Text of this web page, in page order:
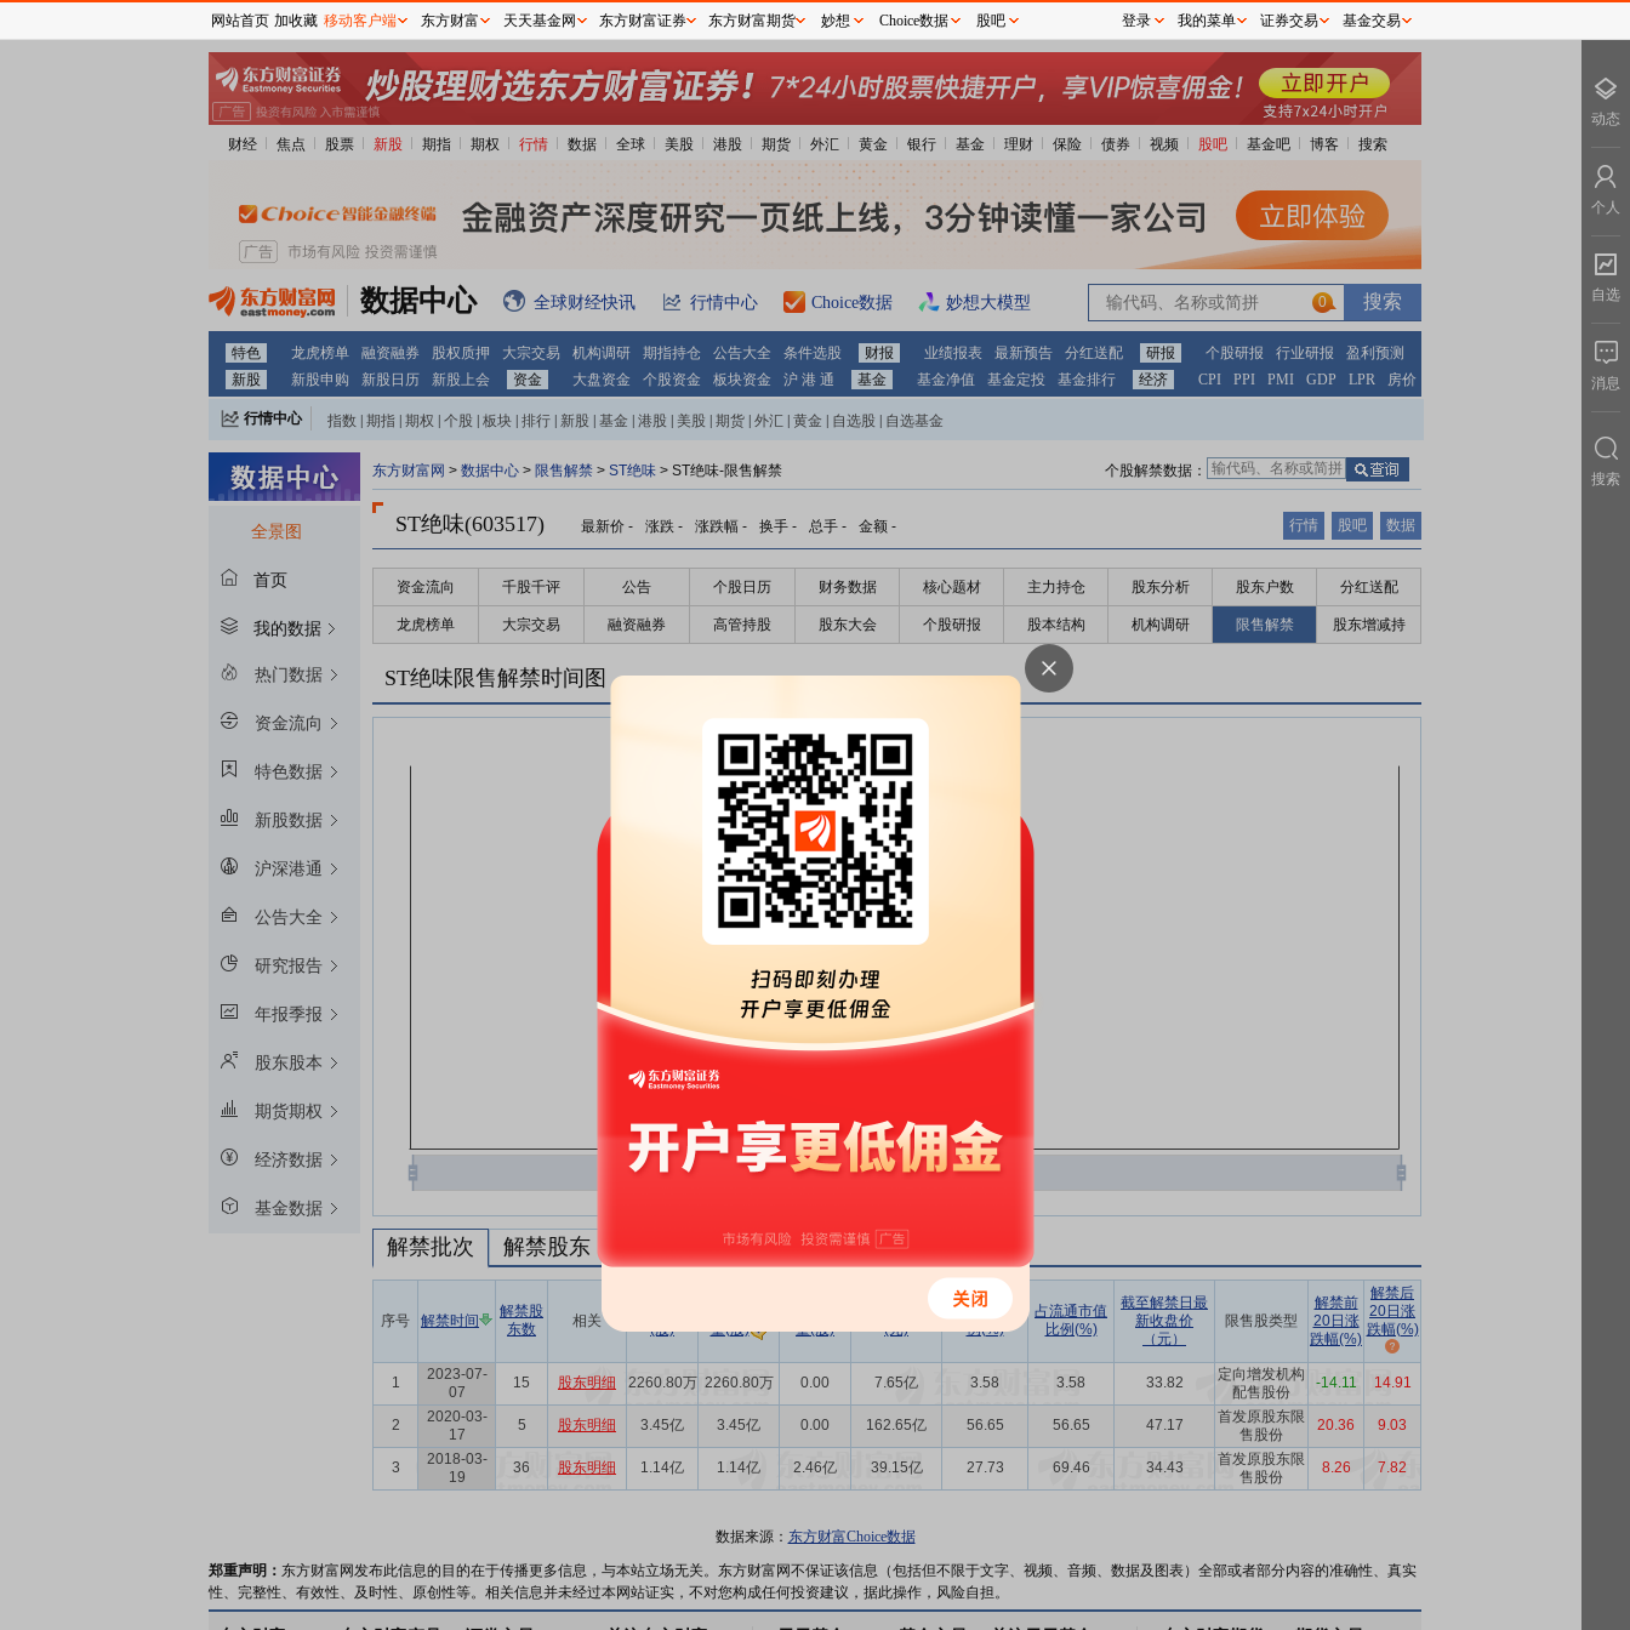
财经 焦点 股票 新股 期指 期权 行情 数据 全球 美股 港股 期货 外汇 黄金 银行 基金 理财 保险 债券 视频 股吧 基金吧 博客 搜索
数据中心 全球财经快讯 行情中心 Choice数据 妙想大模型 0
特色 龙虎榜单 融资融券 股权质押 大宗交易 机构调研 期指持仓 公告大全 条件选股 财报 业绩报表 最新预告 分红送配 研报 个股研报 行业研报
盈利预测
新股
新股申购 新股日历 新股上会 资金 大盘资金 个股资金 板块资金 沪 港 通 基金 基金净值 基金定投 基金排行 经济 CPI PPI PMI GDP LPR 房价
行情中心 指数 期指 期权 个股 板块 排行 新股 基金 港股 美股 期货 外汇 黄金 自选股 自选基金
全景图
首页
我的数据
热门数据
资金流向
特色数据
新股数据
沪深港通
公告大全
研究报告
年报季报
股东股本
期货期权
经济数据
基金数据
东方财富网 > 数据中心 > 限售解禁 > ST绝味 > ST绝味-限售解禁 个股解禁数据：
ST绝味(603517) 最新价 - 涨跌 - 涨跌幅 - 换手 - 总手 - 金额 - 行情 股吧 数据
资金流向 千股千评 公告 个股日历 财务数据 核心题材 主力持仓 股东分析 股东户数 分红送配
龙虎榜单 大宗交易 融资融券 高管持股 股东大会 个股研报 股本结构 机构调研 限售解禁 股东增减持
ST绝味限售解禁时间图
解禁批次 解禁股东
序号 解禁时间
解禁股
东数
相关
(股)
量(股)
量(股)
实际解禁市值
(元)
占总市值比
例(%)
占流通市值
比例(%)
截至解禁日最
新收盘价
（元）
限售股类型
解禁前
20日涨
跌幅(%)
解禁后
20日涨
跌幅(%)
1
2023-07-
07
15 股东明细 2260.80万 2260.80万 0.00 7.65亿 3.58 3.58 33.82
定向增发机构
配售股份
-14.11 14.91
2
2020-03-
17
5 股东明细 3.45亿 3.45亿 0.00 162.65亿 56.65 56.65 47.17
首发原股东限
售股份
20.36 9.03
3
2018-03-
19
36 股东明细 1.14亿 1.14亿 2.46亿 39.15亿 27.73 69.46 34.43
首发原股东限
售股份
8.26 7.82
数据来源： 东方财富Choice数据
郑重声明： 东方财富网发布此信息的目的在于传播更多信息，与本站立场无关。东方财富网不保证该信息（包括但不限于文字、视频、音频、数据及图表）全部或者部分内容的准确性、真实
性、完整性、有效性、及时性、原创性等。相关信息并未经过本网站证实，不对您构成任何投资建议，据此操作，风险自担。
网站首页 加收藏 移动客户端 东方财富 天天基金网 东方财富证券 东方财富期货 妙想 Choice数据 股吧 登录 我的菜单 证券交易 基金交易
动态
个人
自选
消息
搜索